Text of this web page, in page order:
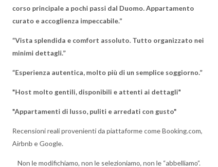
corso principale a pochi passi dal Duomo. Appartamento
curato e accoglienza impeccabile.”
“Vista splendida e comfort assoluto. Tutto organizzato nei
minimi dettagli.”
“Esperienza autentica, molto più di un semplice soggiorno.”
"Host molto gentili, disponibili e attenti ai dettagli"
"Appartamenti di lusso, puliti e arredati con gusto"
Recensioni reali provenienti da piattaforme come Booking.com,
Airbnb e Google.
Non le modifichiamo, non le selezioniamo, non le “abbelliamo”.